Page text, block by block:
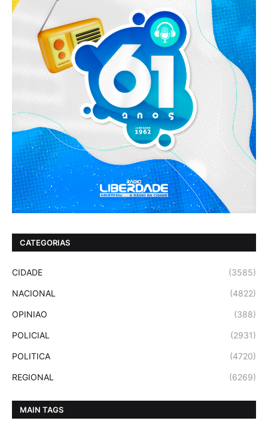
CATEGORIAS
CIDADE (3585)
NACIONAL (4822)
OPINIAO (388)
POLICIAL (2931)
POLITICA (4720)
REGIONAL (6269)
MAIN TAGS